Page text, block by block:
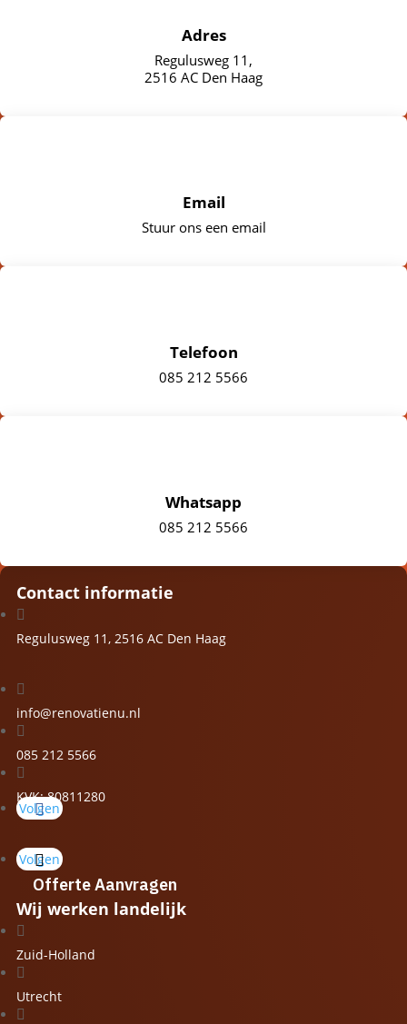
Adres
Regulusweg 11,
2516 AC Den Haag
Email
Stuur ons een email
Telefoon
085 212 5566
Whatsapp
085 212 5566
Contact informatie

Regulusweg 11, 2516 AC Den Haag

info@renovatienu.nl

085 212 5566

KVK: 80811280
Volgen
Volgen
Offerte Aanvragen
Wij werken landelijk

Zuid-Holland

Utrecht
